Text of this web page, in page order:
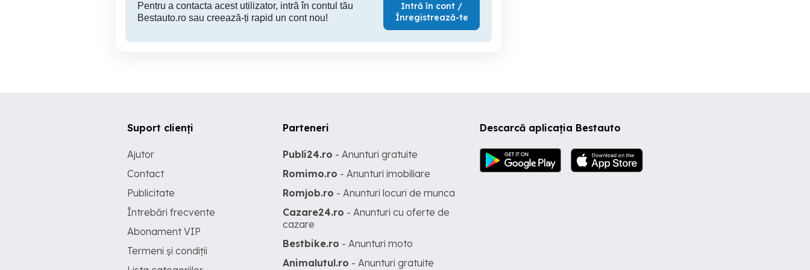
Pentru a contacta acest utilizator, intră în contul tău
Bestauto.ro sau creează-ți rapid un cont nou!
Intră în cont /
Înregistrează-te
Descarcă aplicația Bestauto
Suport clienți
Ajutor
Contact
Publicitate
Întrebări frecvente
Abonament VIP
Termeni și condiții
Parteneri
Publi24.ro - Anunturi gratuite
Romimo.ro - Anunturi imobiliare
Romjob.ro - Anunturi locuri de munca
Cazare24.ro - Anunturi cu oferte de
cazare
Bestbike.ro - Anunturi moto
Animalutul.ro - Anunturi gratuite